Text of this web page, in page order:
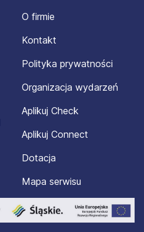
O firmie
Kontakt
Polityka prywatności
Organizacja wydarzeń
Aplikuj Check
Aplikuj Connect
Dotacja
Mapa serwisu